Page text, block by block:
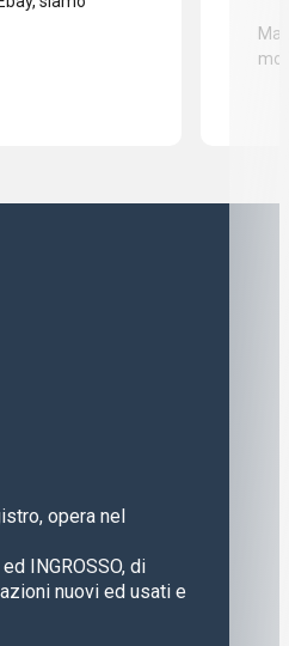
opera nel
INGROSSO, di
nuovi ed usati e